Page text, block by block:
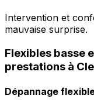
Intervention et
mauvaise surprise.
Flexibles basse
prestations à
Dépannage